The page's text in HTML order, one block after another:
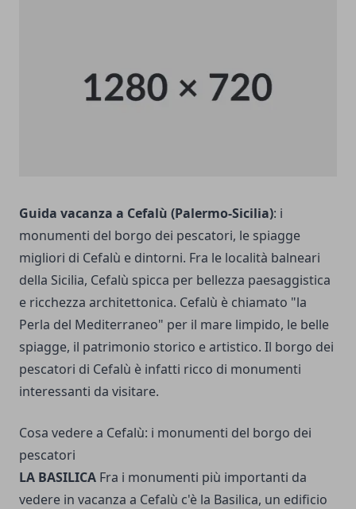
Guida vacanza a Cefalù (Palermo-Sicilia): i
monumenti del borgo dei pescatori, le spiagge
migliori di Cefalù e dintorni. Fra le località balneari
della Sicilia, Cefalù spicca per bellezza paesaggistica
e ricchezza architettonica. Cefalù è chiamato "la
Perla del Mediterraneo" per il mare limpido, le belle
spiagge, il patrimonio storico e artistico. Il borgo dei
pescatori di Cefalù è infatti ricco di monumenti
interessanti da visitare.
Cosa vedere a Cefalù: i monumenti del borgo dei
pescatori
LA BASILICA Fra i monumenti più importanti da
vedere in vacanza a Cefalù c'è la Basilica, un edificio